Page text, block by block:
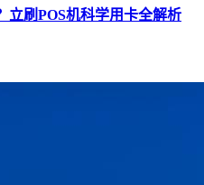
立刷POS机科学用卡全解析